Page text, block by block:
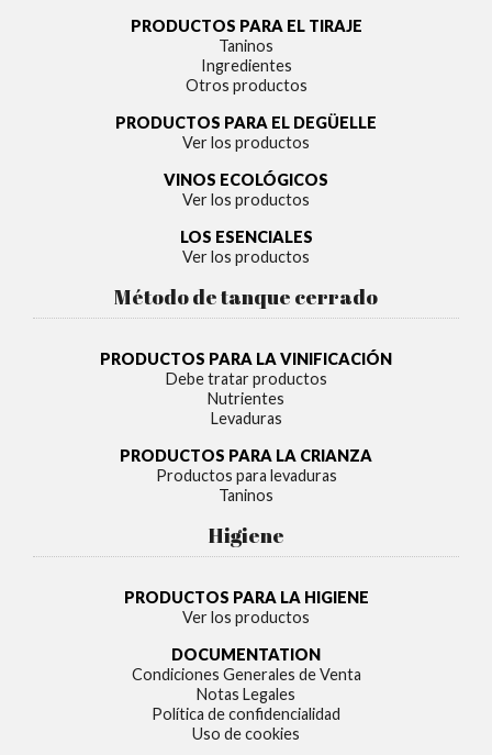
PRODUCTOS PARA EL TIRAJE
Taninos
Ingredientes
Otros productos
PRODUCTOS PARA EL DEGÜELLE
Ver los productos
VINOS ECOLÓGICOS
Ver los productos
LOS ESENCIALES
Ver los productos
Método de tanque cerrado
PRODUCTOS PARA LA VINIFICACIÓN
Debe tratar productos
Nutrientes
Levaduras
PRODUCTOS PARA LA CRIANZA
Productos para levaduras
Taninos
Higiene
PRODUCTOS PARA LA HIGIENE
Ver los productos
DOCUMENTATION
Condiciones Generales de Venta
Notas Legales
Política de confidencialidad
Uso de cookies